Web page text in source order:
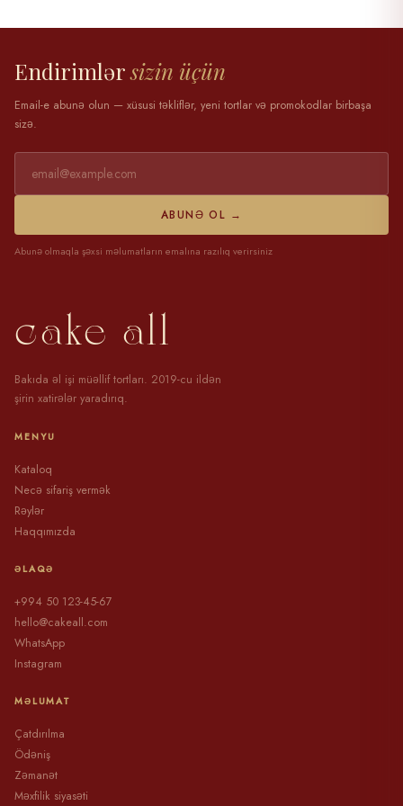
Endirimlərsizin üçün
Email-e abunə olun — xüsusi təkliflər, yeni tortlar və promokodlar birbaşa
sizə.
ABUNƏ OL →
Abunə olmaqla şəxsi məlumatların emalına razılıq verirsiniz
cake all
Bakıda əl işi müəllif tortları. 2019-cu ildən
şirin xatirələr yaradırıq.
MENYU
Kataloq
Necə sifariş vermək
Rəylər
Haqqımızda
ƏLAQƏ
+994 50 123-45-67
hello@cakeall.com
WhatsApp
Instagram
MƏLUMAT
Çatdırılma
Ödəniş
Zəmanət
Məxfilik siyasəti